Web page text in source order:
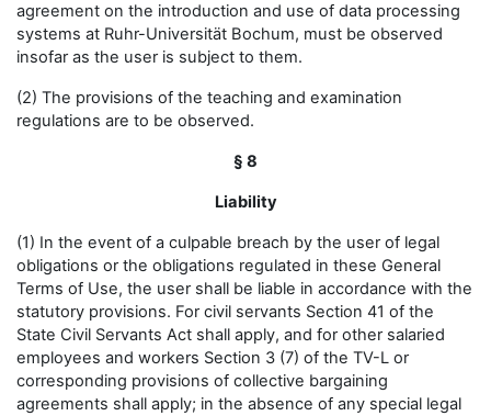
agreement on the introduction and use of data processing
systems at Ruhr-Universität Bochum, must be observed
insofar as the user is subject to them.
(2) The provisions of the teaching and examination
regulations are to be observed.
§ 8
Liability
(1) In the event of a culpable breach by the user of legal
obligations or the obligations regulated in these General
Terms of Use, the user shall be liable in accordance with the
statutory provisions. For civil servants Section 41 of the
State Civil Servants Act shall apply, and for other salaried
employees and workers Section 3 (7) of the TV-L or
corresponding provisions of collective bargaining
agreements shall apply; in the absence of any special legal